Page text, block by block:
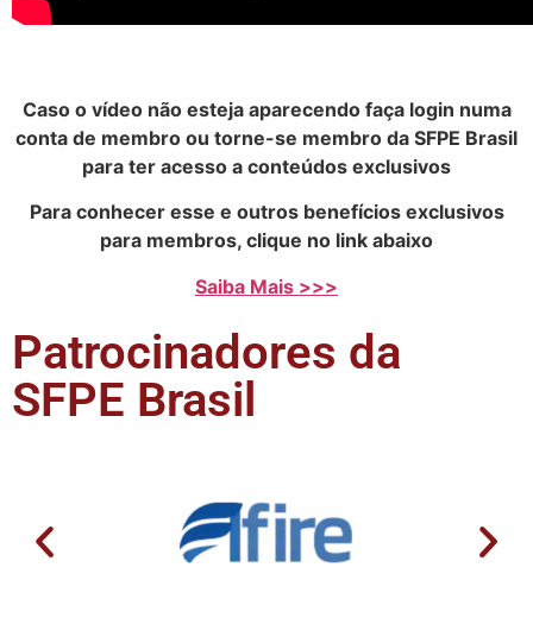
Caso o vídeo não esteja aparecendo faça login numa
conta de membro ou torne-se membro da SFPE Brasil
para ter acesso a conteúdos exclusivos
Para conhecer esse e outros benefícios exclusivos
para membros, clique no link abaixo
Saiba Mais >>>
Patrocinadores da
SFPE Brasil